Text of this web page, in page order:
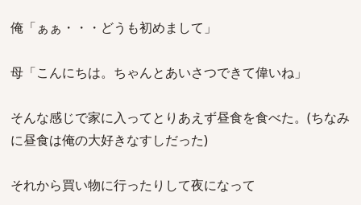
俺「ぁぁ・・・どうも初めまして」
母「こんにちは。ちゃんとあいさつできて偉いね」
そんな感じで家に入ってとりあえず昼食を食べた。(ちなみ
に昼食は俺の大好きなすしだった)
それから買い物に行ったりして夜になって